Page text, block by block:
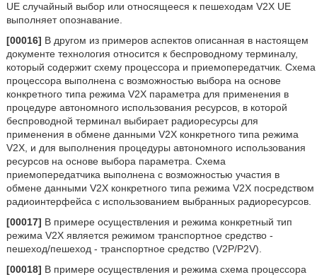
UE случайный выбор или относящееся к пешеходам V2X UE
выполняет опознавание.
[00016] В другом из примеров аспектов описанная в настоящем
документе технология относится к беспроводному терминалу,
который содержит схему процессора и приемопередатчик. Схема
процессора выполнена с возможностью выбора на основе
конкретного типа режима V2X параметра для применения в
процедуре автономного использования ресурсов, в которой
беспроводной терминал выбирает радиоресурсы для
применения в обмене данными V2X конкретного типа режима
V2X, и для выполнения процедуры автономного использования
ресурсов на основе выбора параметра. Схема
приемопередатчика выполнена с возможностью участия в
обмене данными V2X конкретного типа режима V2X посредством
радиоинтерфейса с использованием выбранных радиоресурсов.
[00017] В примере осуществления и режима конкретный тип
режима V2X является режимом транспортное средство -
пешеход/пешеход - транспортное средство (V2P/P2V).
[00018] В примере осуществления и режима схема процессора